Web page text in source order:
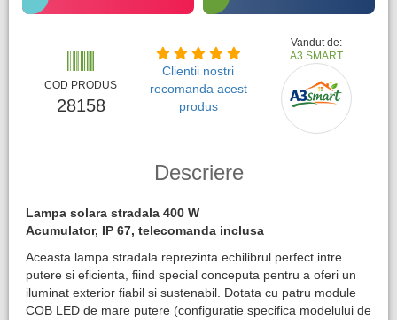
COD PRODUS
28158
Clientii nostri
recomanda acest
produs
Vandut de:
A3 SMART
Descriere
​Lampa solara stradala 400 W
Acumulator, IP 67, telecomanda inclusa
Aceasta lampa stradala reprezinta echilibrul perfect intre
putere si eficienta, fiind special conceputa pentru a oferi un
iluminat exterior fiabil si sustenabil. Dotata cu patru module
COB LED de mare putere (configuratie specifica modelului de